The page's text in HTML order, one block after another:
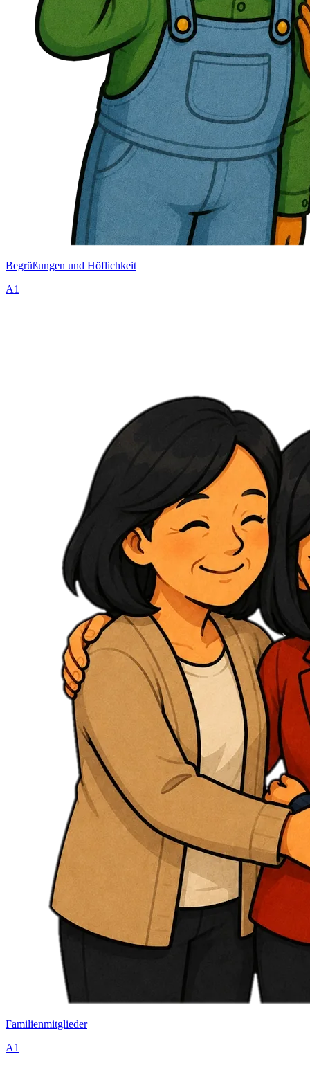
Begrüßungen und Höflichkeit
A1
Familienmitglieder
A1